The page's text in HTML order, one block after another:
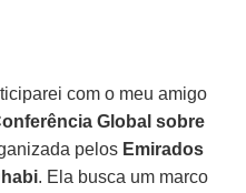
com o meu amigo
Global sobre
pelos Emirados
. Ela busca um marco